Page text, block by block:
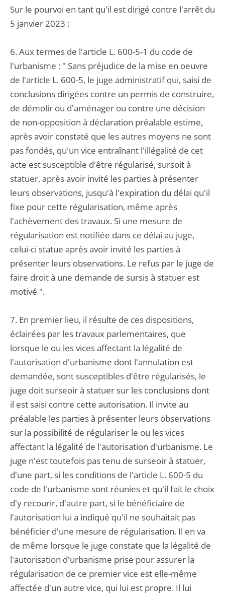
Sur le pourvoi en tant qu'il est dirigé contre l'arrêt du
5 janvier 2023 :
6. Aux termes de l'article L. 600-5-1 du code de
l'urbanisme : " Sans préjudice de la mise en oeuvre
de l'article L. 600-5, le juge administratif qui, saisi de
conclusions dirigées contre un permis de construire,
de démolir ou d'aménager ou contre une décision
de non-opposition à déclaration préalable estime,
après avoir constaté que les autres moyens ne sont
pas fondés, qu'un vice entraînant l'illégalité de cet
acte est susceptible d'être régularisé, sursoit à
statuer, après avoir invité les parties à présenter
leurs observations, jusqu'à l'expiration du délai qu'il
fixe pour cette régularisation, même après
l'achèvement des travaux. Si une mesure de
régularisation est notifiée dans ce délai au juge,
celui-ci statue après avoir invité les parties à
présenter leurs observations. Le refus par le juge de
faire droit à une demande de sursis à statuer est
motivé ".
7. En premier lieu, il résulte de ces dispositions,
éclairées par les travaux parlementaires, que
lorsque le ou les vices affectant la légalité de
l'autorisation d'urbanisme dont l'annulation est
demandée, sont susceptibles d'être régularisés, le
juge doit surseoir à statuer sur les conclusions dont
il est saisi contre cette autorisation. Il invite au
préalable les parties à présenter leurs observations
sur la possibilité de régulariser le ou les vices
affectant la légalité de l'autorisation d'urbanisme. Le
juge n'est toutefois pas tenu de surseoir à statuer,
d'une part, si les conditions de l'article L. 600-5 du
code de l'urbanisme sont réunies et qu'il fait le choix
d'y recourir, d'autre part, si le bénéficiaire de
l'autorisation lui a indiqué qu'il ne souhaitait pas
bénéficier d'une mesure de régularisation. Il en va
de même lorsque le juge constate que la légalité de
l'autorisation d'urbanisme prise pour assurer la
régularisation de ce premier vice est elle-même
affectée d'un autre vice, qui lui est propre. Il lui